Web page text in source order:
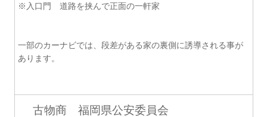
※入口門 道路を挟んで正面の一軒家
一部のカーナビでは、段差がある家の裏側に誘導される事が
あります。
古物商 福岡県公安委員会